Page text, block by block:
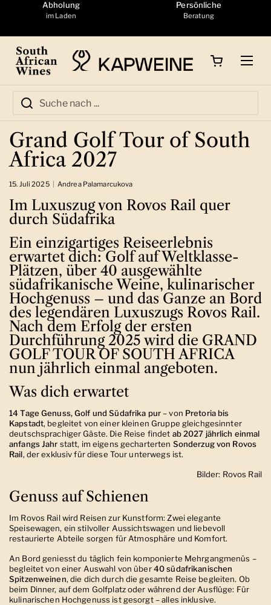
Zum Inhalt springen
Abholung
im Laden
Persönliche
Beratung
Grand Golf Tour of South
Africa 2027
15. Juli 2025 Andrea Palamarcukova
Im Luxuszug von Rovos Rail quer
durch Südafrika
Ein einzigartiges Reiseerlebnis
erwartet dich: Golf auf Weltklasse-
Plätzen, über 40 ausgewählte
südafrikanische Weine, kulinarischer
Hochgenuss – und das Ganze an Bord
des legendären Luxuszugs Rovos Rail.
Nach dem Erfolg der ersten
Durchführung 2025 wird die GRAND
GOLF TOUR OF SOUTH AFRICA
nun jährlich einmal angeboten.
Was dich erwartet
14 Tage Genuss, Golf und Südafrika pur– von Pretoria bis
Kapstadt, begleitet von einer kleinen Gruppe gleichgesinnter
deutschsprachiger Gäste. Die Reise findet ab 2027 jährlich einmal
anfangs Jahr statt, im eigens gecharterten Sonderzug von Rovos
Rail, der exklusiv für diese Tour unterwegs ist.
Bilder: Rovos Rail
Genuss auf Schienen
Im Rovos Rail wird Reisen zur Kunstform: Zwei elegante
Speisewagen, ein stilvoller Aussichtswagen und liebevoll
restaurierte Abteile sorgen für Atmosphäre und Komfort.
An Bord geniesst du täglich fein komponierte Mehrgangmenüs –
begleitet von einer Auswahl von über40 südafrikanischen
Spitzenweinen, die dich durch die gesamte Reise begleiten. Ob
beim Dinner, auf dem Golfplatz oder während der Ausflüge: Für
kulinarischen Hochgenuss ist gesorgt – alles inklusive.